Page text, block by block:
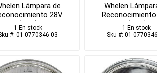
Lámpara de
28V
(NSD)
1 En stock
#: 01-0770346-03
Whelen
(NSD)
1 En stock
Sku #: 01-